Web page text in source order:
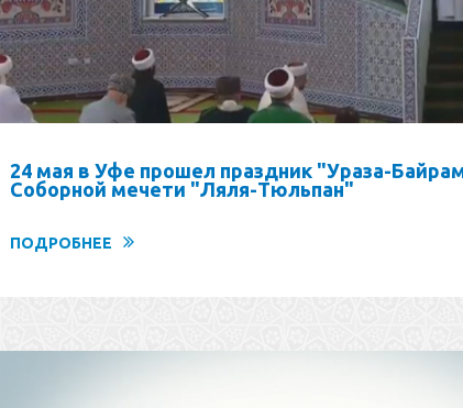
24 мая в Уфе прошел праздник "Ураза-
Соборной мечети "Ляля-Тюльпан"
ПОДРОБНЕЕ